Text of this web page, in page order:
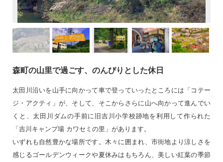
森町の山里で過ごす、のんびりとした休日
太田川沿いを山手に向かって車で登っていったところには「コテー
ジ・アクティ」が、そして、そこからさらに山へ向かって進んでい
くと、太田川ダムの手前に旧吉川小学校跡地を利用して作られた
「吉川キャンプ場 カワセミの里」があります。
いずれも自然豊かな場所です。木々に囲まれ、市街地より涼しさを
感じるゴールデンウィークや夏休みはもちろん、美しい紅葉の季節